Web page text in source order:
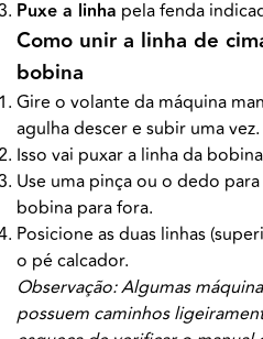
Puxe a linha pela fenda
Como unir a linha de
bobina
Gire o volante da máquina
agulha descer e subir uma vez.
Isso vai puxar a linha da
Use uma pinça ou o dedo
bobina para fora.
Posicione as duas linhas
o pé calcador.
Observação: Algumas
possuem caminhos